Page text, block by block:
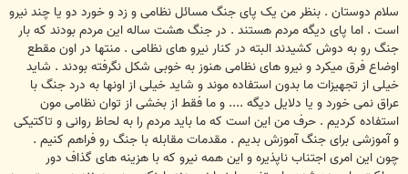
ت
سلام دوستان . بنظر من یک پای جنگ مسائل نظامی و زد و خورد دو یا چند نیرو
است . اما پای دیگه مردم هستند . در جنگ هشت ساله این مردم بودند که بار
جنگ رو به دوش کشیدند البته در کنار نیرو های نظامی . منتها در اون مقطع
اوضاع فرق میکرد و نیرو های نظامی هنوز به خوبی شکل نگرفته بودند . شاید
خیلی از تجهیزات ما بدون استفاده موند و شاید خیلی از اونها به درد جنگ با
عراق نمی خورد و یا دلایل دیگه .... و ما فقط از بخشی از توان نظامی مون
استفاده کردیم . حرف من این است که ما باید مردم را به لحاظ روانی و تاکتیکی
و آموزشی برای جنگ آموزش بدیم . مقدمات مقابله با جنگ رو فراهم کنیم .
چون این امری اجتناب ناپذیره و این همه نیرو که با هزینه های گذاف دور